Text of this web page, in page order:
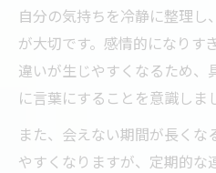
自分の気持ちを冷静に整理し
が大切です。感情的になりす
違いが生じやすくなるため、
に言葉にすることを意識しま
また、会えない期間が長くな
やすくなりますが、定期的な